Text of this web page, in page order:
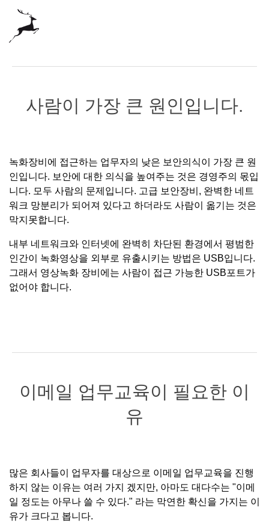
사람이 가장 큰 원인입니다.
녹화장비에 접근하는 업무자의 낮은 보안의식이 가장 큰 원
인입니다. 보안에 대한 의식을 높여주는 것은 경영주의 몫입
니다. 모두 사람의 문제입니다. 고급 보안장비, 완벽한 네트
워크 망분리가 되어져 있다고 하더라도 사람이 옮기는 것은
막지못합니다.
내부 네트워크와 인터넷에 완벽히 차단된 환경에서 평범한
인간이 녹화영상을 외부로 유출시키는 방법은 USB입니다.
그래서 영상녹화 장비에는 사람이 접근 가능한 USB포트가
없어야 합니다.
이메일 업무교육이 필요한 이
유
많은 회사들이 업무자를 대상으로 이메일 업무교육을 진행
하지 않는 이유는 여러 가지 겠지만, 아마도 대다수는 "이메
일 정도는 아무나 쓸 수 있다." 라는 막연한 확신을 가지는 이
유가 크다고 봅니다.